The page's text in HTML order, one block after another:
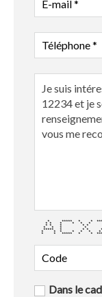
* ***** * *
* * * * * *
* * * * *
* * *
***** * * *
* * * * * *
* * ***** * *
Dans le